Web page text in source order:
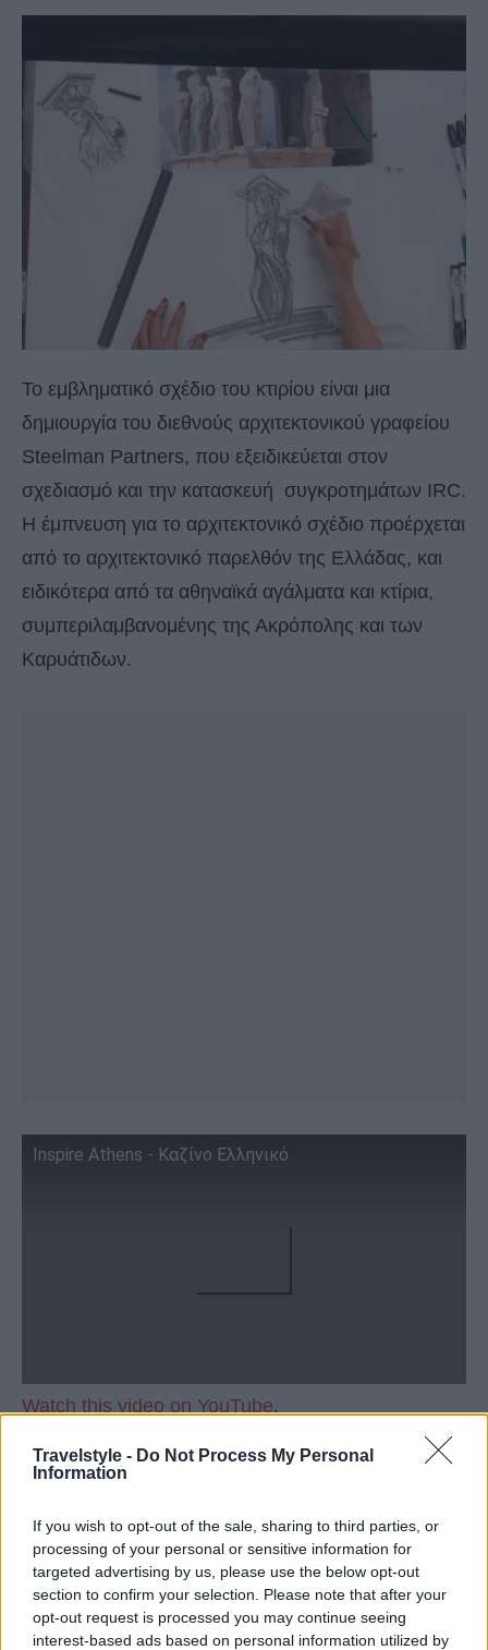
Travelstyle - Do Not Process My Personal
Information
If you wish to opt-out of the sale, sharing to third parties, or
processing of your personal or sensitive information for
targeted advertising by us, please use the below opt-out
section to confirm your selection. Please note that after your
opt-out request is processed you may continue seeing
interest-based ads based on personal information utilized by
Το εμβληματικό σχέδιο του κτιρίου είναι μια
δημιουργία του διεθνούς αρχιτεκτονικού γραφείου
Steelman Partners, που εξειδικεύεται στον
σχεδιασμό και την κατασκευή συγκροτημάτων IRC.
Η έμπνευση για το αρχιτεκτονικό σχέδιο προέρχεται
από το αρχιτεκτονικό παρελθόν της Ελλάδας, και
ειδικότερα από τα αθηναϊκά αγάλματα και κτίρια,
συμπεριλαμβανομένης της Ακρόπολης και των
Καρυάτιδων.
Inspire Athens - Καζίνο Ελληνικό
Watch this video on YouTube.
«Αντιληφθήκαμε ότι σκοπός του INSPIRE Athens
ολοκληρωμένο ξενοδοχειακό συγκρότημα», είπε ο
Μάριος Κοντομέρκος, πρόεδρος και διευθύνων
σύμβουλος της Mohegan Gaming and
Entertainment.